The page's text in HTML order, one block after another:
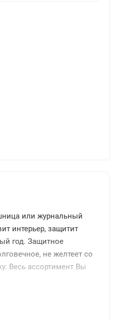
или журнальный
интерьер, защитит
год. Защитное
не желтеет со
Весь ассортимент Вы